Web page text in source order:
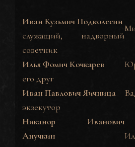
Иван Кузьмич Подколесин
служащий, надворный
советник
Илья Фомич Кочкарев
его друг
Иван Павлович Яичница
экзекутор
Никанор Иванович
Анучкин